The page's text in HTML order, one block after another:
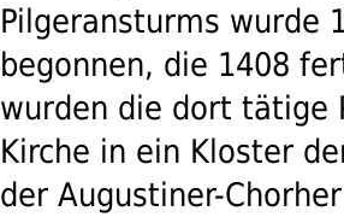
Pilgeransturms wurde
begonnen, die 1408
wurden die dort tätige
Kirche in ein Kloster
der Augustiner-